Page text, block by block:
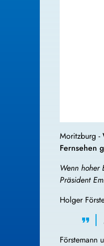
Moritzburg -
Fernsehen
Wenn hoher
Präsident
Holger
Förstemann